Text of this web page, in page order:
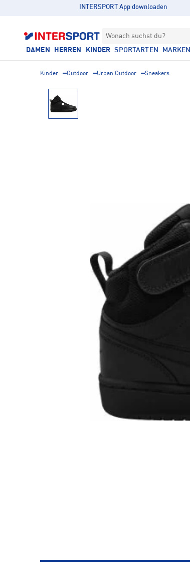
INTERSPORT App downloaden
Wonach suchst du?
DAMEN HERREN KINDER SPORTARTEN MARKEN
Kinder Outdoor Urban Outdoor Sneakers